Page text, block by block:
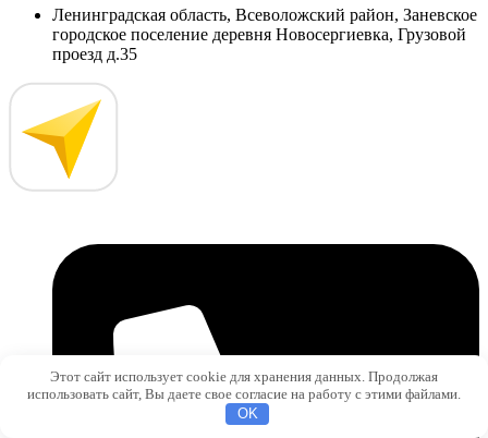
Ленинградская область, Всеволожский район, Заневское
городское поселение деревня Новосергиевка, Грузовой
проезд д.35
Этот сайт использует cookie для хранения данных. Продолжая
использовать сайт, Вы даете свое согласие на работу с этими файлами.
OK